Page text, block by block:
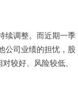
续调整。而近期一季
公司业绩的担忧，股
较好、风险较低、